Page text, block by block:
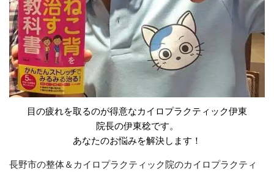
目の疲れを取るのが得意なカイロプラクティック伊東
院長の伊東稔です。
あなたのお悩みを解決します！​
長野市の整体＆カイロプラクティック院のカイロプラクティ